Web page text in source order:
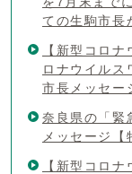
ての生駒市長
【新型コロ
ロナウイルス
市長メッセー
奈良県の「緊
メッセージ【
【新型コロ